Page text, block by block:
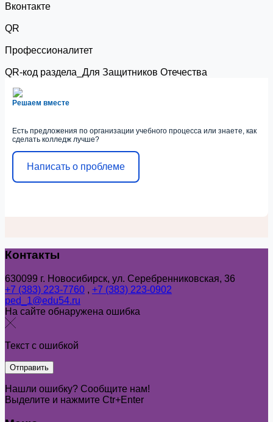
Вконтакте
QR
Профессионалитет
QR-код раздела_Для Защитников Отечества
Решаем вместе
Есть предложения по организации учебного процесса или знаете, как
сделать колледж лучше?
Написать о проблеме
Контакты
630099 г. Новосибирск, ул. Серебренниковская, 36
+7 (383) 223-7760 , +7 (383) 223-0902
ped_1@edu54.ru
На сайте обнаружена ошибка
Текст с ошибкой
Нашли ошибку? Сообщите нам!
Выделите и нажмите Ctr+Enter